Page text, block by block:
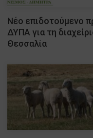
Νέο επιδοτούμενο
ΔΥΠΑ για τη
Θεσσαλία